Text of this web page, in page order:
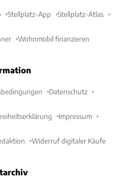
Stellplatz-App Stellplatz-Atlas
Wohnmobil finanzieren
Datenschutz
Impressum
Widerruf digitaler Käufe